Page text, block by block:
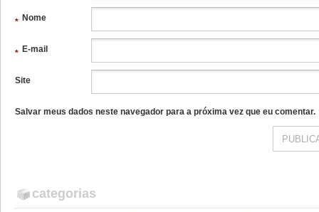
Nome
*
E-mail
*
Site
Salvar meus dados neste navegador para a próxima vez que eu comentar.
categorias